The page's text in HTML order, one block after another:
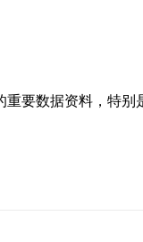
要数据资料，特